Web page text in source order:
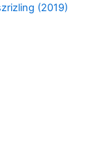
(2019)